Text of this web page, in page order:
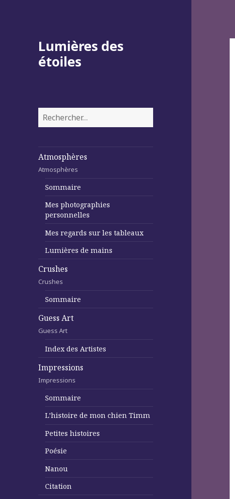
Lumières des
étoiles
Rechercher :
Atmosphères
Atmosphères
Sommaire
Mes photographies
personnelles
Mes regards sur les tableaux
Lumières de mains
Crushes
Crushes
Sommaire
Guess Art
Guess Art
Index des Artistes
Impressions
Impressions
Sommaire
L’histoire de mon chien Timm
Petites histoires
Poésie
Nanou
Citation